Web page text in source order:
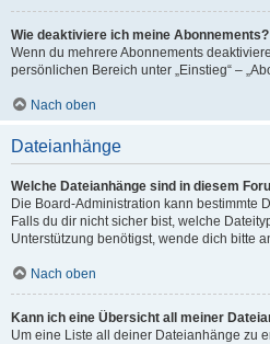
Wie deaktiviere ich meine Abonnements?
Wenn du mehrere Abonnements
persönlichen Bereich unter „Einstieg“ –
Nach oben
Dateianhänge
Welche Dateianhänge sind in diesem
Die Board-Administration kann bestimmte
Falls du dir nicht sicher bist, welche
Unterstützung benötigst, wende dich bitte
Nach oben
Kann ich eine Übersicht all meiner
Um eine Liste all deiner Dateianhänge zu